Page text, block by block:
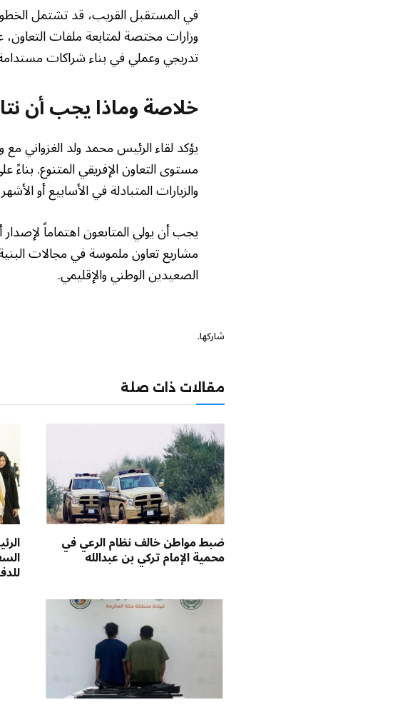
في المستقبل القريب، قد تشتمل
وزارات مختصة لمتابعة ملفات
تدريجي وعملي في بناء شراكات
خلاصة وماذا يجب أن
يؤكد لقاء الرئيس محمد ولد الغزواني
مستوى التعاون الإفريقي المتنوع.
والزيارات المتبادلة في الأسابيع أو
يجب أن يولي المتابعون اهتماماً
مشاريع تعاون ملموسة في مجالات
الصعيدين الوطني والإقليمي.
شاركها.
مقالات ذات صلة
ضبط مواطن خالف نظام الرعي في
محمية الإمام تركي بن عبدالله